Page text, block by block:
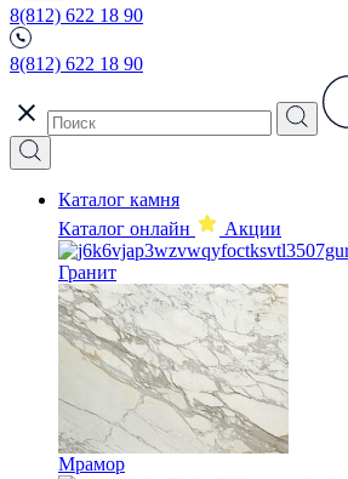
8(812) 622 18 90
8(812) 622 18 90
Каталог камня
Каталог онлайн
Акции
Гранит
Мрамор